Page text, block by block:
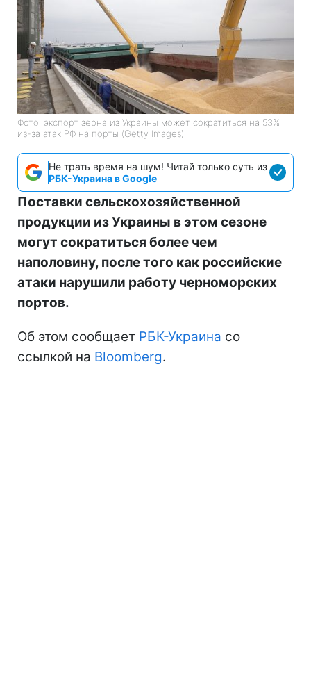
Фото: экспорт зерна из Украины может сократиться на 53%
из-за атак РФ на порты (Getty Images)
Не трать время на шум! Читай только суть из
РБК-Украина в Google
Поставки сельскохозяйственной
продукции из Украины в этом сезоне
могут сократиться более чем
наполовину, после того как российские
атаки нарушили работу черноморских
портов.
Об этом сообщает РБК-Украина со
ссылкой на Bloomberg.